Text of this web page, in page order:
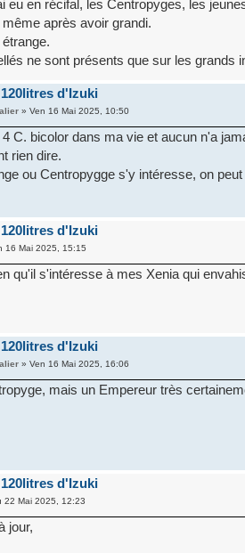
eu en récifal, les Centropyges, les
après avoir grandi.
ne sont présents que sur les grands
d'Izuki
» Ven 16 Mai 2025, 10:50
C. bicolor dans ma vie et aucun n'a
rien dire.
ou Centropygge s'y intéresse, on
d'Izuki
16 Mai 2025, 15:15
qu'il s'intéresse à mes Xenia qui
d'Izuki
» Ven 16 Mai 2025, 16:06
mais un Empereur très
d'Izuki
22 Mai 2025, 12:23
jour,